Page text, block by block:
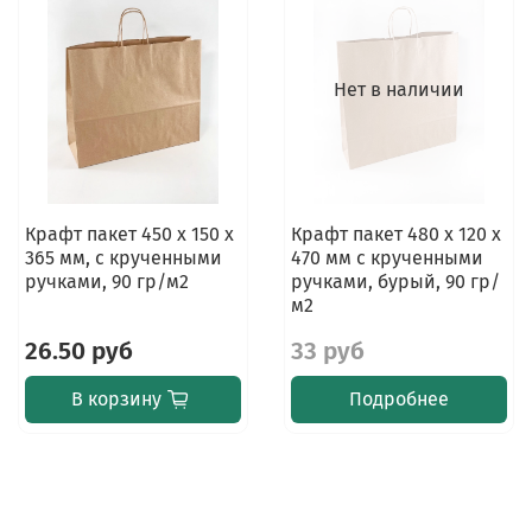
Крафт пакет 450 х 150 х
365 мм, с крученными
ручками, 90 гр/м2
26.50 руб
В корзину
Нет в наличии
Крафт пакет 480 х 120 х
470 мм с крученными
ручками, бурый, 90 гр/
м2
33 руб
Подробнее